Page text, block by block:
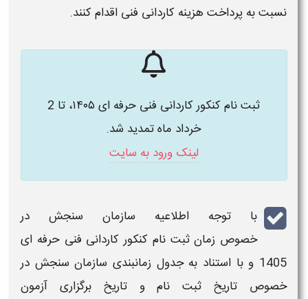
نسبت به پرداخت هزینه کاردانی فنی اقدام کنند.
ثبت نام کنکور کاردانی فنی حرفه ای ۱۴۰۵، تا 2
خرداد ماه تمدید شد.
لینک ورود به سایت
با توجه اطلاعیه سازمان سنجش در
خصوص زمانثبت نام کنکور کاردانی فنی حرفه ای
1405 و با استناد به جدول زمانبندی سازمان سنجش در
خصوص تاریخثبت نامو تاریخ برگزاری آزمون